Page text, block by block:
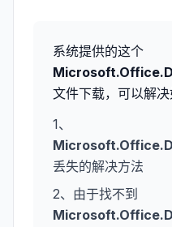
系统提供的这个
文件下载，可以解决
1、
丢失的解决方法
2、由于找不到